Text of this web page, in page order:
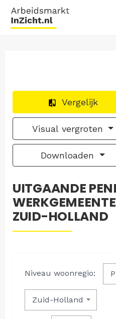
Vergelijk
Visual vergroten
Downloaden
UITGAANDE
ZUID-HOLLAND